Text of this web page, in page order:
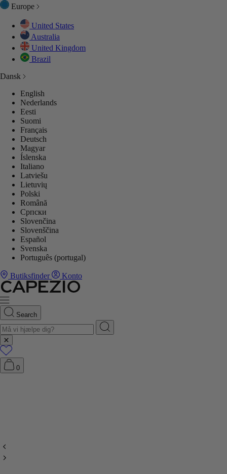
Europe
United States
Australia
United Kingdom
Brazil
Dansk
English
Nederlands
Eesti
Suomi
Français
Deutsch
Magyar
Íslenska
Italiano
Latviešu
Lietuvių
Polski
Română
Српски
Slovenčina
Slovenščina
Español
Svenska
Português (portugal)
Butiksfinder Konto
ALT
ALT
ALT
Search
0